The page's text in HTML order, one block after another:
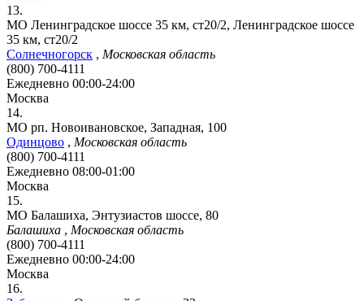
13.
МО Ленинградское шоссе 35 км, ст20/2, Ленинградское шоссе
35 км, ст20/2
Солнечногорск , Московская область
(800) 700-4111
Ежедневно 00:00-24:00
Москва
14.
МО рп. Новоивановское, Западная, 100
Одинцово , Московская область
(800) 700-4111
Ежедневно 08:00-01:00
Москва
15.
МО Балашиха, Энтузиастов шоссе, 80
Балашиха , Московская область
(800) 700-4111
Ежедневно 00:00-24:00
Москва
16.